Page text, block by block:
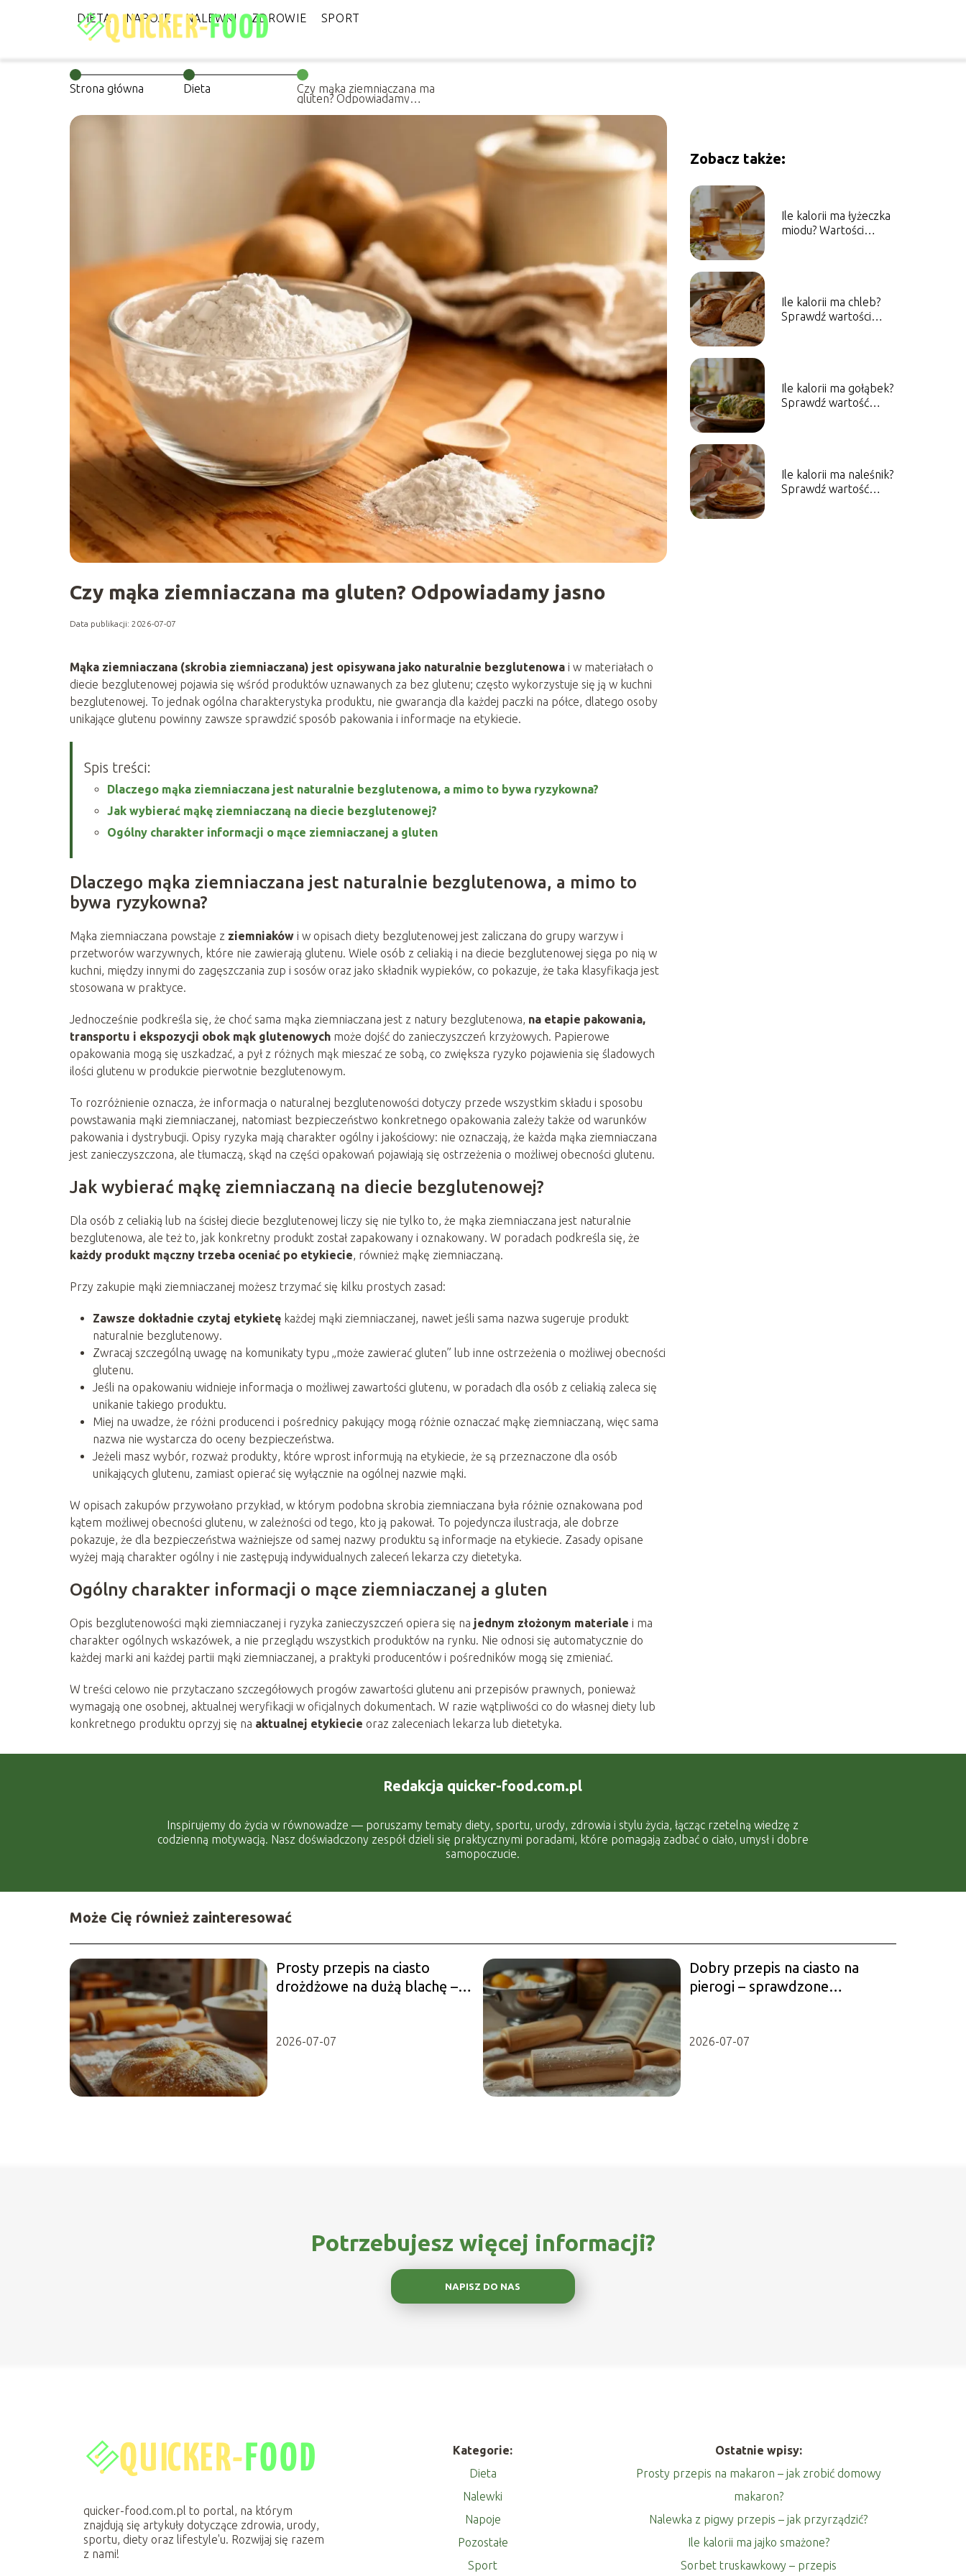
DIETA NAPOJE NALEWKI ZDROWIE SPORT
Strona główna Dieta Czy mąka ziemniaczana ma
gluten? Odpowiadamy
Czy mąka ziemniaczana ma gluten? Odpowiadamy jasno
Data publikacji: 2026-07-07
Mąka ziemniaczana (skrobia ziemniaczana) jest opisywana jako naturalnie bezglutenowa i w materiałach o
diecie bezglutenowej pojawia się wśród produktów uznawanych za bez glutenu; często wykorzystuje się ją w kuchni
bezglutenowej. To jednak ogólna charakterystyka produktu, nie gwarancja dla każdej paczki na półce, dlatego osoby
unikające glutenu powinny zawsze sprawdzić sposób pakowania i informacje na etykiecie.
Spis treści:
Dlaczego mąka ziemniaczana jest naturalnie bezglutenowa, a mimo to bywa ryzykowna?
Jak wybierać mąkę ziemniaczaną na diecie bezglutenowej?
Ogólny charakter informacji o mące ziemniaczanej a gluten
Dlaczego mąka ziemniaczana jest naturalnie bezglutenowa, a mimo to
bywa ryzykowna?
Mąka ziemniaczana powstaje z ziemniaków i w opisach diety bezglutenowej jest zaliczana do grupy warzyw i
przetworów warzywnych, które nie zawierają glutenu. Wiele osób z celiakią i na diecie bezglutenowej sięga po nią w
kuchni, między innymi do zagęszczania zup i sosów oraz jako składnik wypieków, co pokazuje, że taka klasyfikacja jest
stosowana w praktyce.
Jednocześnie podkreśla się, że choć sama mąka ziemniaczana jest z natury bezglutenowa, na etapie pakowania,
transportu i ekspozycji obok mąk glutenowych może dojść do zanieczyszczeń krzyżowych. Papierowe
opakowania mogą się uszkadzać, a pył z różnych mąk mieszać ze sobą, co zwiększa ryzyko pojawienia się śladowych
ilości glutenu w produkcie pierwotnie bezglutenowym.
To rozróżnienie oznacza, że informacja o naturalnej bezglutenowości dotyczy przede wszystkim składu i sposobu
powstawania mąki ziemniaczanej, natomiast bezpieczeństwo konkretnego opakowania zależy także od warunków
pakowania i dystrybucji. Opisy ryzyka mają charakter ogólny i jakościowy: nie oznaczają, że każda mąka ziemniaczana
jest zanieczyszczona, ale tłumaczą, skąd na części opakowań pojawiają się ostrzeżenia o możliwej obecności glutenu.
Jak wybierać mąkę ziemniaczaną na diecie bezglutenowej?
Dla osób z celiakią lub na ścisłej diecie bezglutenowej liczy się nie tylko to, że mąka ziemniaczana jest naturalnie
bezglutenowa, ale też to, jak konkretny produkt został zapakowany i oznakowany. W poradach podkreśla się, że
każdy produkt mączny trzeba oceniać po etykiecie, również mąkę ziemniaczaną.
Przy zakupie mąki ziemniaczanej możesz trzymać się kilku prostych zasad:
Zawsze dokładnie czytaj etykietę każdej mąki ziemniaczanej, nawet jeśli sama nazwa sugeruje produkt
naturalnie bezglutenowy.
Zwracaj szczególną uwagę na komunikaty typu „może zawierać gluten” lub inne ostrzeżenia o możliwej obecności
glutenu.
Jeśli na opakowaniu widnieje informacja o możliwej zawartości glutenu, w poradach dla osób z celiakią zaleca się
unikanie takiego produktu.
Miej na uwadze, że różni producenci i pośrednicy pakujący mogą różnie oznaczać mąkę ziemniaczaną, więc sama
nazwa nie wystarcza do oceny bezpieczeństwa.
Jeżeli masz wybór, rozważ produkty, które wprost informują na etykiecie, że są przeznaczone dla osób
unikających glutenu, zamiast opierać się wyłącznie na ogólnej nazwie mąki.
W opisach zakupów przywołano przykład, w którym podobna skrobia ziemniaczana była różnie oznakowana pod
kątem możliwej obecności glutenu, w zależności od tego, kto ją pakował. To pojedyncza ilustracja, ale dobrze
pokazuje, że dla bezpieczeństwa ważniejsze od samej nazwy produktu są informacje na etykiecie. Zasady opisane
wyżej mają charakter ogólny i nie zastępują indywidualnych zaleceń lekarza czy dietetyka.
Ogólny charakter informacji o mące ziemniaczanej a gluten
Opis bezglutenowości mąki ziemniaczanej i ryzyka zanieczyszczeń opiera się na jednym złożonym materiale i ma
charakter ogólnych wskazówek, a nie przeglądu wszystkich produktów na rynku. Nie odnosi się automatycznie do
każdej marki ani każdej partii mąki ziemniaczanej, a praktyki producentów i pośredników mogą się zmieniać.
W treści celowo nie przytaczano szczegółowych progów zawartości glutenu ani przepisów prawnych, ponieważ
wymagają one osobnej, aktualnej weryfikacji w oficjalnych dokumentach. W razie wątpliwości co do własnej diety lub
konkretnego produktu oprzyj się na aktualnej etykiecie oraz zaleceniach lekarza lub dietetyka.
Zobacz także:
Ile kalorii ma łyżeczka
miodu? Wartości
Ile kalorii ma chleb?
Sprawdź wartości
Ile kalorii ma gołąbek?
Sprawdź wartość
Ile kalorii ma naleśnik?
Sprawdź wartość
Redakcja quicker-food.com.pl
Inspirujemy do życia w równowadze — poruszamy tematy diety, sportu, urody, zdrowia i stylu życia, łącząc rzetelną wiedzę z
codzienną motywacją. Nasz doświadczony zespół dzieli się praktycznymi poradami, które pomagają zadbać o ciało, umysł i dobre
samopoczucie.
Może Cię również zainteresować
Prosty przepis na ciasto
drożdżowe na dużą blachę –
2026-07-07
Dobry przepis na ciasto na
pierogi – sprawdzone
2026-07-07
Potrzebujesz więcej informacji?
NAPISZ DO NAS
quicker-food.com.pl to portal, na którym
znajdują się artykuły dotyczące zdrowia, urody,
sportu, diety oraz lifestyle'u. Rozwijaj się razem
z nami!
Kategorie:
Dieta
Nalewki
Napoje
Pozostałe
Sport
Ostatnie wpisy:
Prosty przepis na makaron – jak zrobić domowy
makaron?
Nalewka z pigwy przepis – jak przyrządzić?
Ile kalorii ma jajko smażone?
Sorbet truskawkowy – przepis